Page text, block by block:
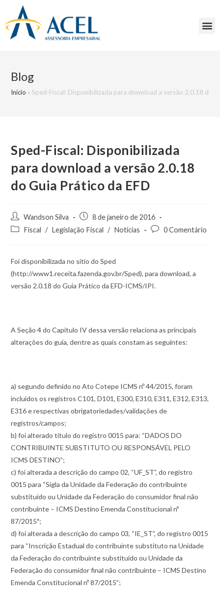
Blog
Início » Sped-Fiscal: Disponibilizada para download a versão 2.0.18 do
Sped-Fiscal: Disponibilizada
para download a versão 2.0.18
do Guia Prático da EFD
Wandson Silva
8 de janeiro de 2016
Fiscal / Legislação Fiscal / Notícias 0 Comentário
Foi disponibilizada no sitío do Sped
(http://www1.receita.fazenda.gov.br/Sped), para download, a
versão 2.0.18 do Guia Prático da EFD-ICMS/IPI.
A Seção 4 do Capítulo IV dessa versão relaciona as principais
alterações do guia, dentre as quais constam as seguintes:
a) segundo definido no Ato Cotepe ICMS nº 44/2015, foram
incluídos os registros C101, D101, E300, E310, E311, E312, E313,
E316 e respectivas obrigatoriedades/validações de
registros/campos;
b) foi alterado título do registro 0015 para: “DADOS DO
CONTRIBUINTE SUBSTITUTO OU RESPONSÁVEL PELO
ICMS DESTINO”;
c) foi alterada a descrição do campo 02, “UF_ST”, do registro
0015 para “Sigla da Unidade da Federação do contribuinte
substituído ou Unidade da Federação do consumidor final não
contribuinte – ICMS Destino Emenda Constitucional nº
87/2015″;
d) foi alterada a descrição do campo 03, “IE_ST”, do registro 0015
para “Inscrição Estadual do contribuinte substituto na Unidade
da Federação do contribuinte substituído ou Unidade da
Federação do consumidor final não contribuinte – ICMS Destino
Emenda Constitucional nº 87/2015”;